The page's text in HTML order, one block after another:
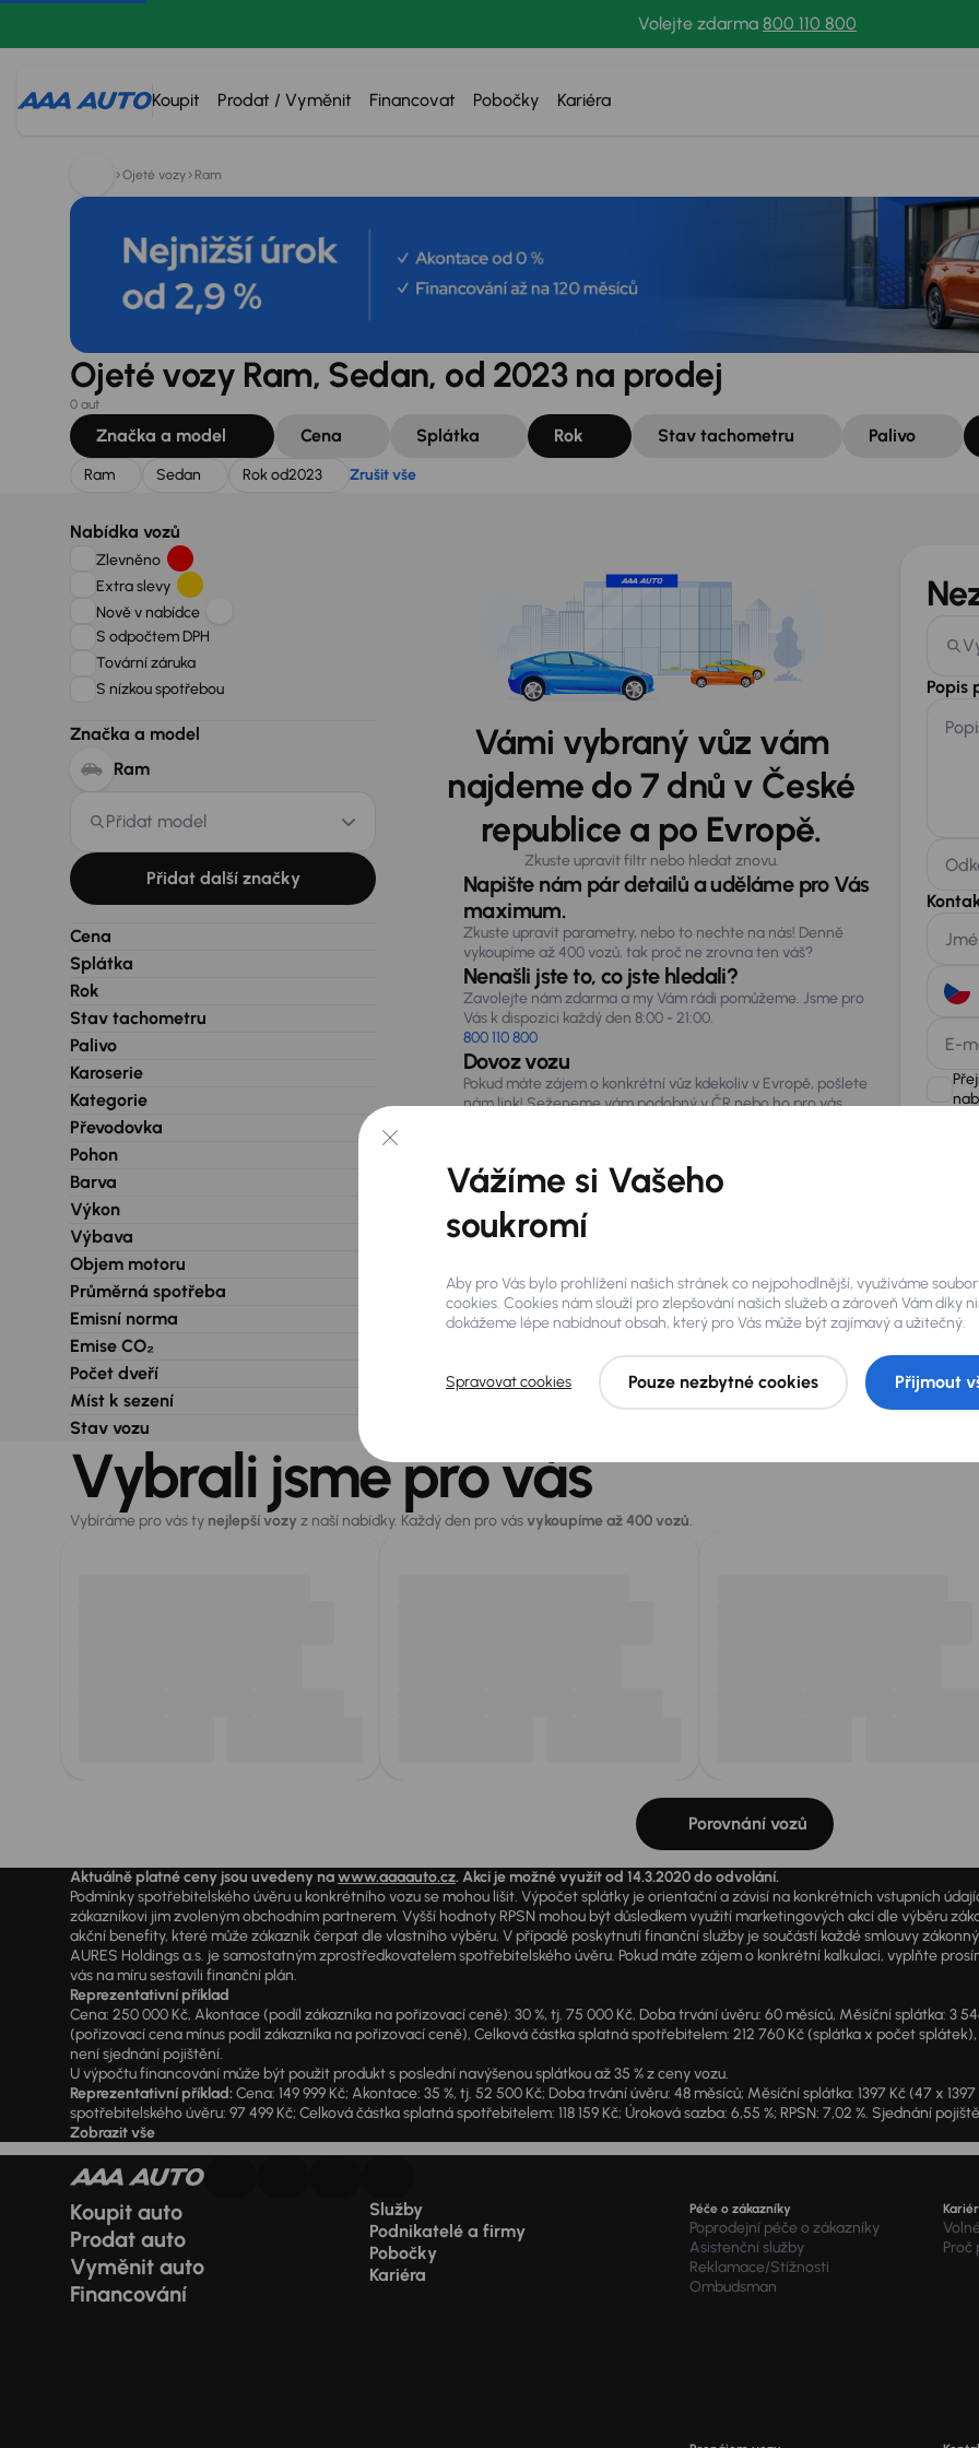
Volejte zdarma 800 110 800
Koupit Prodat / Vyměnit Financovat Pobočky Kariéra
Hledáte: Zrušit vše
Ojeté vozy Ram
Ojeté vozy Ram, Sedan, od 2023 na prodej
0 aut
Značka a model Cena Splátka Rok Stav tachometru Palivo
Ram Sedan Rok od2023 Zrušit vše
Nabídka vozů
Zlevněno
Extra slevy
Nově v nabídce
S odpočtem DPH
Tovární záruka
S nízkou spotřebou
Značka a model
Ram
Přidat model
Přidat další značky
Cena
Splátka
Rok
Stav tachometru
Palivo
Karoserie
Kategorie
Převodovka
Pohon
Barva
Výkon
Výbava
Objem motoru
Průměrná spotřeba
Emisní norma
Emise CO₂
Počet dveří
Míst k sezení
Stav vozu
Vámi vybraný vůz vám
najdeme do 7 dnů v České
republice a po Evropě.
Zkuste upravit filtr nebo hledat znovu.
Napište nám pár detailů a uděláme pro Vás
maximum.
Zkuste upravit parametry, nebo to nechte na nás! Denně
vykoupíme až 400 vozů, tak proč ne zrovna ten váš?
Nenašli jste to, co jste hledali?
Zavolejte nám zdarma a my Vám rádi pomůžeme. Jsme pro
Vás k dispozici každý den 8:00 - 21:00.
800 110 800
Dovoz vozu
Pokud máte zájem o konkrétní vůz kdekoliv v Evropě, pošlete
nám link! Seženeme vám podobný v ČR nebo ho pro vás
Popis
E-
AURES
Vybrali jsme pro vás
Vybíráme pro vás ty nejlepší vozy z naší nabídky. Každý den pro vásvykoupíme až 400 vozů.
Porovnání vozů
Aktuálně platné ceny jsou uvedeny nawww.aaaauto.cz. Akci je možné využít od 14.3.2020 do odvolání.
Podmínky spotřebitelského úvěru u konkrétního vozu se mohou lišit. Výpočet splátky je orientační a závisí na konkrétních vstupních
zákazníkovi jim zvoleným obchodním partnerem. Vyšší hodnoty RPSN mohou být důsledkem využití marketingových akcí dle výběru
akční benefity, které může zákazník čerpat dle vlastního výběru. V případě poskytnutí finanční služby je součástí každé smlouvy
AURES Holdings a.s. je samostatným zprostředkovatelem spotřebitelského úvěru. Pokud máte zájem o konkrétní kalkulaci, vyplňte
vás na míru sestavili finanční plán.
Reprezentativní příklad
Cena: 250 000 Kč, Akontace (podíl zákazníka na pořizovací ceně): 30 %, tj. 75 000 Kč, Doba trvání úvěru: 60 měsíců, Měsíční splátka: 3
(pořizovací cena mínus podíl zákazníka na pořizovací ceně), Celková částka splatná spotřebitelem: 212 760 Kč (splátka x počet splátek),
není sjednání pojištění.
U výpočtu financování může být použit produkt s poslední navýšenou splátkou až 35 % z ceny vozu.
Reprezentativní příklad:Cena: 149 999 Kč; Akontace: 35 %, tj. 52 500 Kč; Doba trvání úvěru: 48 měsíců; Měsíční splátka: 1397 Kč (47 x
spotřebitelského úvěru: 97 499 Kč; Celková částka splatná spotřebitelem: 118 159 Kč; Úroková sazba: 6,55 %; RPSN: 7,02 %. Sjednání
Zobrazit vše
Koupit auto
Prodat auto
Vyměnit auto
Financování
Služby
Podnikatelé a firmy
Pobočky
Kariéra
Péče o zákazníky
Poprodejní péče o zákazníky
Asistenční služby
Reklamace/Stížnosti
Ombudsman
Proč
Vážíme si Vašeho
soukromí
Aby pro Vás bylo prohlížení našich stránek co nejpohodlnější, využíváme
cookies. Cookies nám slouží pro zlepšování našich služeb a zároveň Vám díky
dokážeme lépe nabídnout obsah, který pro Vás může být zajímavý a užitečný.
Spravovat cookies Pouze nezbytné cookies Přijmout